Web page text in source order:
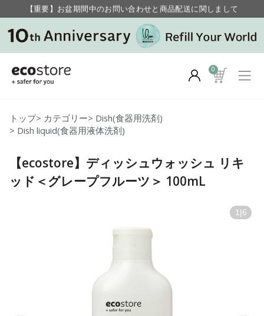
【重要】お盆期間中のお問い合わせと商品配送に関しまして
毎月お得にポイントが貯まる！ “月のポイントアップデー”
0
トップ> カテゴリー> Dish(食器用洗剤)
> Dish liquid(食器用液体洗剤)
【ecostore】ディッシュウォッシュ リキ
ッド＜グレープフルーツ＞ 100mL
1 | 6